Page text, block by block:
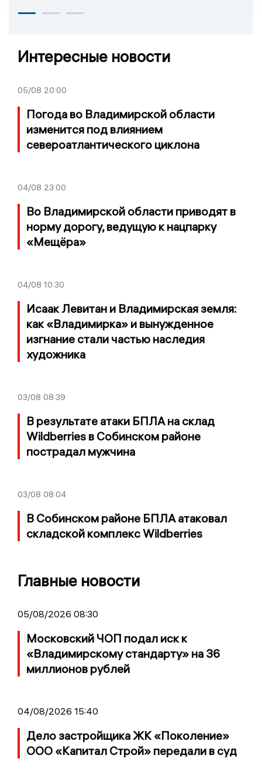
Интересные новости
05/08 20:00
Погода во Владимирской области
изменится под влиянием
североатлантического циклона
04/08 23:00
Во Владимирской области приводят в
норму дорогу, ведущую к нацпарку
«Мещёра»
04/08 10:30
Исаак Левитан и Владимирская земля:
как «Владимирка» и вынужденное
изгнание стали частью наследия
художника
03/08 08:39
В результате атаки БПЛА на склад
Wildberries в Собинском районе
пострадал мужчина
03/08 08:04
В Собинском районе БПЛА атаковал
складской комплекс Wildberries
Главные новости
05/08/2026 08:30
Московский ЧОП подал иск к
«Владимирскому стандарту» на 36
миллионов рублей
04/08/2026 15:40
Дело застройщика ЖК «Поколение»
ООО «Капитал Строй» передали в суд